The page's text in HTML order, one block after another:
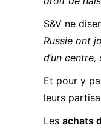
S&V ne
Russie ont
d’un
Et pour y
leurs
Les achats